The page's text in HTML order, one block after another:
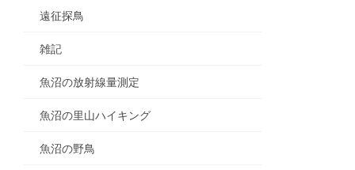
遠征探鳥
雑記
魚沼の放射線量測定
魚沼の里山ハイキング
魚沼の野鳥